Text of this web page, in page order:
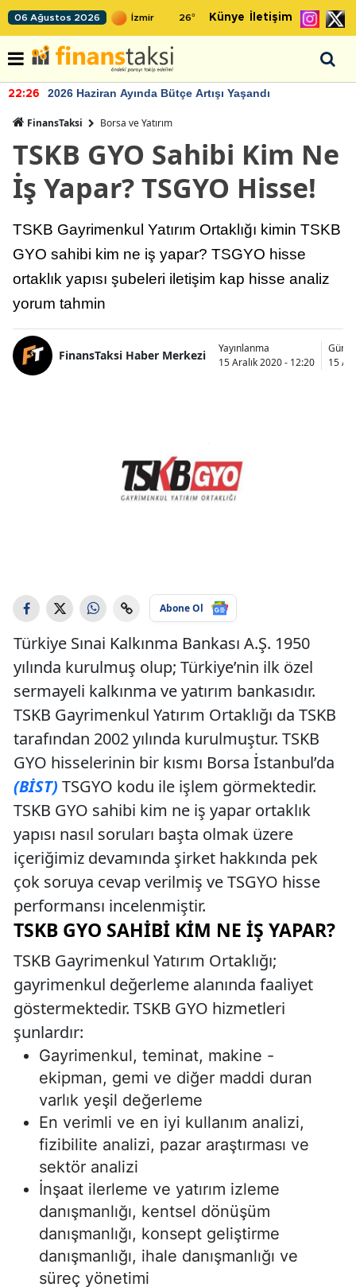
06 Ağustos 2026 26° Künye İletişim
22:26 2026 Haziran Ayında Bütçe Artışı Yaşandı
FinansTaksi Borsa ve Yatırım
TSKB GYO Sahibi Kim Ne
İş Yapar? TSGYO Hisse!
TSKB Gayrimenkul Yatırım Ortaklığı kimin TSKB
GYO sahibi kim ne iş yapar? TSGYO hisse
ortaklık yapısı şubeleri iletişim kap hisse analiz
yorum tahmin
FinansTaksi Haber Merkezi
Yayınlanma
15 Aralık 2020 - 12:20
15
Abone Ol
Türkiye Sınai Kalkınma Bankası A.Ş. 1950
yılında kurulmuş olup; Türkiye’nin ilk özel
sermayeli kalkınma ve yatırım bankasıdır.
TSKB Gayrimenkul Yatırım Ortaklığı da TSKB
tarafından 2002 yılında kurulmuştur. TSKB
GYO hisselerinin bir kısmı Borsa İstanbul’da
(BİST) TSGYO kodu ile işlem görmektedir.
TSKB GYO sahibi kim ne iş yapar ortaklık
yapısı nasıl soruları başta olmak üzere
içeriğimiz devamında şirket hakkında pek
çok soruya cevap verilmiş ve TSGYO hisse
performansı incelenmiştir.
TSKB GYO SAHIBI KIM NE İŞ YAPAR?
TSKB Gayrimenkul Yatırım Ortaklığı;
gayrimenkul değerleme alanında faaliyet
göstermektedir. TSKB GYO hizmetleri
şunlardır:
Gayrimenkul, teminat, makine -
ekipman, gemi ve diğer maddi duran
varlık yeşil değerleme
En verimli ve en iyi kullanım analizi,
fizibilite analizi, pazar araştırması ve
sektör analizi
İnşaat ilerleme ve yatırım izleme
danışmanlığı, kentsel dönüşüm
danışmanlığı, konsept geliştirme
danışmanlığı, ihale danışmanlığı ve
süreç yönetimi